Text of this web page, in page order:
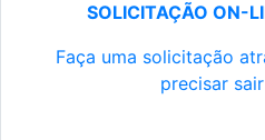
SOLICITAÇÃO ON-
Faça uma solicitação
precisar